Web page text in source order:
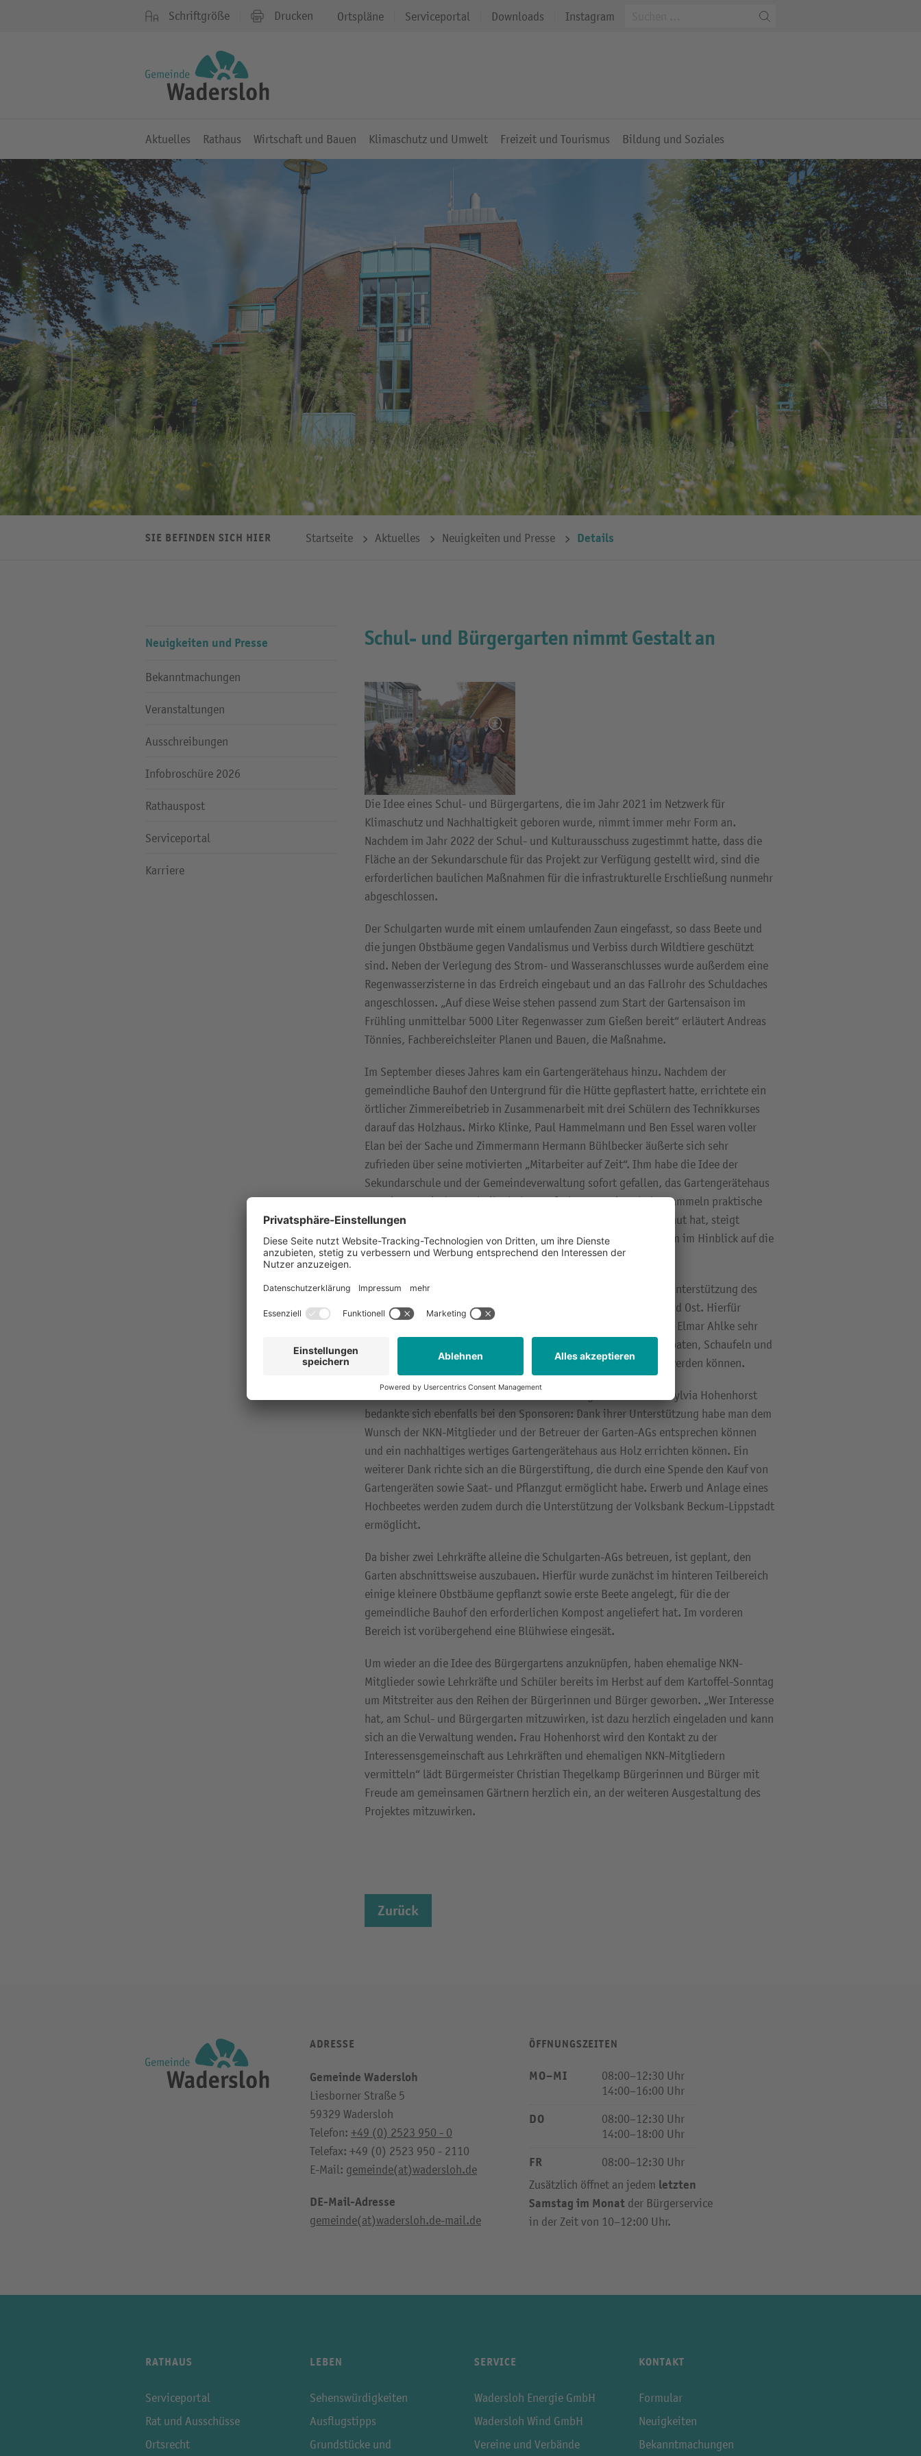
Schriftgröße Drucken Ortspläne Serviceportal Downloads Instagram
Aktuelles Rathaus Wirtschaft und Bauen Klimaschutz und Umwelt Freizeit und Tourismus Bildung und Soziales
SIE BEFINDEN SICH HIER Startseite Aktuelles Neuigkeiten und Presse Details
Neuigkeiten und Presse
Bekanntmachungen
Veranstaltungen
Ausschreibungen
Infobroschüre 2026
Rathauspost
Serviceportal
Karriere
Schul- und Bürgergarten nimmt Gestalt an
Die Idee eines Schul- und Bürgergartens, die im Jahr 2021 im Netzwerk für
Klimaschutz und Nachhaltigkeit geboren wurde, nimmt immer mehr Form an.
Nachdem im Jahr 2022 der Schul- und Kulturausschuss zugestimmt hatte, dass die
Fläche an der Sekundarschule für das Projekt zur Verfügung gestellt wird, sind die
erforderlichen baulichen Maßnahmen für die infrastrukturelle Erschließung nunmehr
abgeschlossen.
Der Schulgarten wurde mit einem umlaufenden Zaun eingefasst, so dass Beete und
die jungen Obstbäume gegen Vandalismus und Verbiss durch Wildtiere geschützt
sind. Neben der Verlegung des Strom- und Wasseranschlusses wurde außerdem eine
Regenwasserzisterne in das Erdreich eingebaut und an das Fallrohr des Schuldaches
angeschlossen. „Auf diese Weise stehen passend zum Start der Gartensaison im
Frühling unmittelbar 5000 Liter Regenwasser zum Gießen bereit“ erläutert Andreas
Tönnies, Fachbereichsleiter Planen und Bauen, die Maßnahme.
Im September dieses Jahres kam ein Gartengerätehaus hinzu. Nachdem der
gemeindliche Bauhof den Untergrund für die Hütte gepflastert hatte, errichtete ein
örtlicher Zimmereibetrieb in Zusammenarbeit mit drei Schülern des Technikkurses
darauf das Holzhaus. Mirko Klinke, Paul Hammelmann und Ben Essel waren voller
Elan bei der Sache und Zimmermann Hermann Bühlbecker äußerte sich sehr
zufrieden über seine motivierten „Mitarbeiter auf Zeit“. Ihm habe die Idee der
Sekundarschule und der Gemeindeverwaltung sofort gefallen, das Gartengerätehaus
gemeinsam mit den Technikschülern aufzubauen: „Die Schüler sammeln praktische
Erfahrung und die Wertschätzung für etwas, was man selbst gebaut hat, steigt
automatisch! Gleichzeitig war es eine besondere Gelegenheit, um im Hinblick auf die
Berufswahl für das Handwerk zu werben“ so Bühlbecker.
Möglich wurde der Bau des Gerätehauses dank der finanziellen Unterstützung des
Fördervereins der Sekundarschule und der Sparkasse Münsterland Ost. Hierfür
bedankte sich der für die Schulverwaltung zuständige Dezernent Elmar Ahlke sehr
herzlich. Ihn freut es, dass die Gartengeräte wie Schubkarren, Spaten, Schaufeln und
Rasenmäher nun direkt am Ort des Geschehens sicher verwahrt werden können.
Die für den Umwelt- und Klimaschutz zuständige Mitarbeiterin Sylvia Hohenhorst
bedankte sich ebenfalls bei den Sponsoren: Dank ihrer Unterstützung habe man dem
Wunsch der NKN-Mitglieder und der Betreuer der Garten-AGs entsprechen können
und ein nachhaltiges wertiges Gartengerätehaus aus Holz errichten können. Ein
weiterer Dank richte sich an die Bürgerstiftung, die durch eine Spende den Kauf von
Gartengeräten sowie Saat- und Pflanzgut ermöglicht habe. Erwerb und Anlage eines
Hochbeetes werden zudem durch die Unterstützung der Volksbank Beckum-Lippstadt
ermöglicht.
Da bisher zwei Lehrkräfte alleine die Schulgarten-AGs betreuen, ist geplant, den
Garten abschnittsweise auszubauen. Hierfür wurde zunächst im hinteren Teilbereich
einige kleinere Obstbäume gepflanzt sowie erste Beete angelegt, für die der
gemeindliche Bauhof den erforderlichen Kompost angeliefert hat. Im vorderen
Bereich ist vorübergehend eine Blühwiese eingesät.
Um wieder an die Idee des Bürgergartens anzuknüpfen, haben ehemalige NKN-
Mitglieder sowie Lehrkräfte und Schüler bereits im Herbst auf dem Kartoffel-Sonntag
um Mitstreiter aus den Reihen der Bürgerinnen und Bürger geworben. „Wer Interesse
hat, am Schul- und Bürgergarten mitzuwirken, ist dazu herzlich eingeladen und kann
sich an die Verwaltung wenden. Frau Hohenhorst wird den Kontakt zu der
Interessensgemeinschaft aus Lehrkräften und ehemaligen NKN-Mitgliedern
vermitteln“ lädt Bürgermeister Christian Thegelkamp Bürgerinnen und Bürger mit
Freude am gemeinsamen Gärtnern herzlich ein, an der weiteren Ausgestaltung des
Projektes mitzuwirken.
Zurück
ADRESSE
Gemeinde Wadersloh
Liesborner Straße 5
59329 Wadersloh
Telefon: +49 (0) 2523 950 - 0
Telefax: +49 (0) 2523 950 - 2110
E-Mail: gemeinde(at)wadersloh.de
DE-Mail-Adresse
gemeinde(at)wadersloh.de-mail.de
ÖFFNUNGSZEITEN
MO–MI
08:00–12:30 Uhr
14:00–16:00 Uhr
DO
08:00–12:30 Uhr
14:00–18:00 Uhr
FR
08:00–12:30 Uhr
Zusätzlich öffnet an jedem letzten
Samstag im Monatder Bürgerservice
in der Zeit von 10–12:00 Uhr.
RATHAUS
Serviceportal
Rat und Ausschüsse
Ortsrecht
LEBEN
Sehenswürdigkeiten
Ausflugstipps
Grundstücke und
SERVICE
Wadersloh Energie GmbH
Wadersloh Wind GmbH
Vereine und Verbände
KONTAKT
Formular
Neuigkeiten
Bekanntmachungen